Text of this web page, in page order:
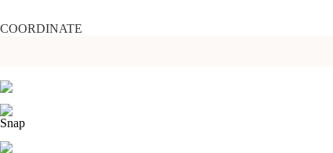
COORDINATE
Snap